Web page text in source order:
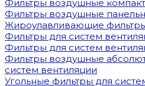
Фильтры воздушные
Фильтры воздушные
Жироулавливающие
Фильтры для систем
Фильтры для систем
Фильтры воздушные
систем вентиляции
Угольные фильтры для